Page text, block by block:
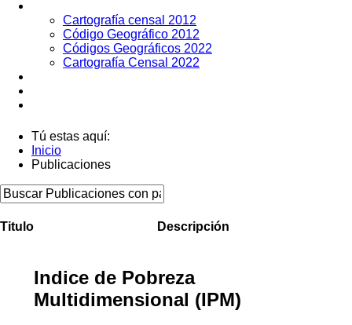
Cartografía censal 2012
Código Geográfico 2012
Códigos Geográficos 2022
Cartografía Censal 2022
Tú estas aquí:
Inicio
Publicaciones
Titulo Descripción
Indice de Pobreza
Multidimensional (IPM)